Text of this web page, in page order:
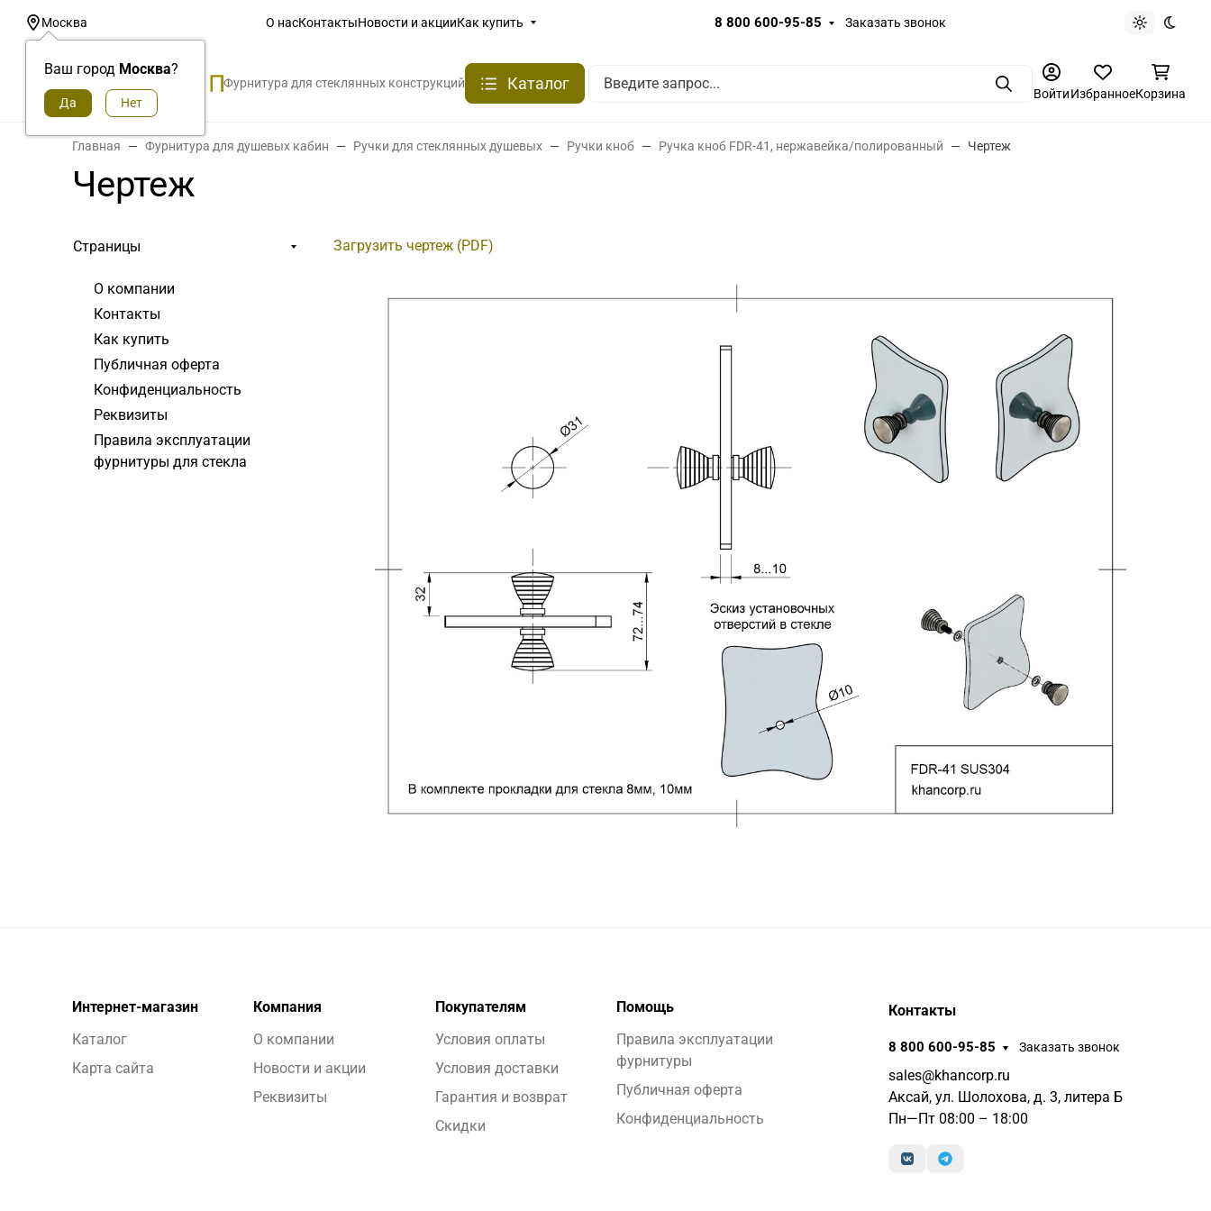
Москва
Ваш город Москва?
О насКонтактыНовости и акцииКак купить 8 800 600-95-85 Заказать звонок
Светлая
Фурнитура для стеклянных конструкций Каталог ПоискВойтиИзбранноеКорзина
Главная Фурнитура для душевых кабин Ручки для стеклянных душевых Ручки кноб Ручка кноб FDR-41, нержавейка/полированный Чертеж
Чертеж
Страницы
О компании
Контакты
Как купить
Публичная оферта
Конфиденциальность
Реквизиты
Правила эксплуатации
фурнитуры для стекла
Загрузить чертеж (PDF)
Интернет-магазин
Каталог
Карта сайта
Компания
О компании
Новости и акции
Реквизиты
Покупателям
Условия оплаты
Условия доставки
Гарантия и возврат
Скидки
Помощь
Правила эксплуатации
фурнитуры
Публичная оферта
Конфиденциальность
Контакты
8 800 600-95-85 Заказать звонок
sales@khancorp.ru
Аксай, ул. Шолохова, д. 3, литера Б
Пн—Пт 08:00 – 18:00